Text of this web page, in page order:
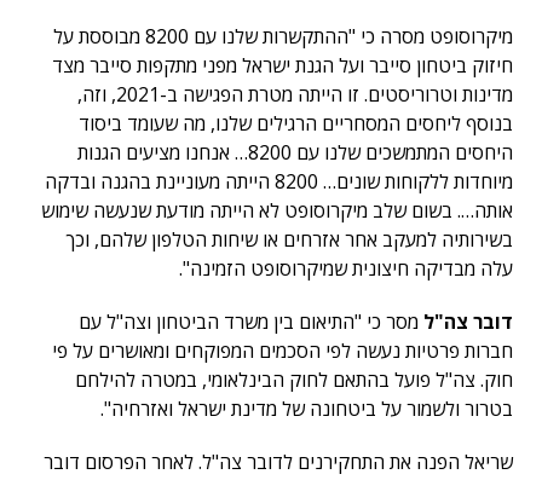
מיקרוסופט מסרה כי "ההתקשרות שלנו עם 8200 מבוססת על
חיזוק ביטחון סייבר ועל הגנת ישראל מפני מתקפות סייבר מצד
מדינות וטרוריסטים. זו הייתה מטרת הפגישה ב-2021, וזה,
בנוסף ליחסים המסחריים הרגילים שלנו, מה שעומד ביסוד
היחסים המתמשכים שלנו עם 8200… אנחנו מציעים הגנות
מיוחדות ללקוחות שונים… 8200 הייתה מעוניינת בהגנה ובדקה
אותה…. בשום שלב מיקרוסופט לא הייתה מודעת שנעשה שימוש
בשירותיה למעקב אחר אזרחים או שיחות הטלפון שלהם, וכך
עלה מבדיקה חיצונית שמיקרוסופט הזמינה".
דובר צה"ל מסר כי "התיאום בין משרד הביטחון וצה"ל עם
חברות פרטיות נעשה לפי הסכמים המפוקחים ומאושרים על פי
חוק. צה"ל פועל בהתאם לחוק הבינלאומי, במטרה להילחם
בטרור ולשמור על ביטחונה של מדינת ישראל ואזרחיה".
שריאל הפנה את התחקירנים לדובר צה"ל. לאחר הפרסום דובר